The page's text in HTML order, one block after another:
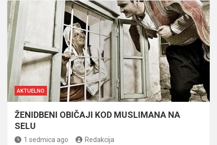
AKTUELNO
ŽENIDBENI OBIČAJI KOD MUSLIMANA NA
SELU
1 sedmica ago Redakcija